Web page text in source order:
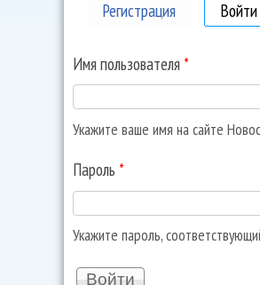
Регистрация Войти
Имя пользователя *
Укажите ваше имя на сайте
Пароль *
Укажите пароль,